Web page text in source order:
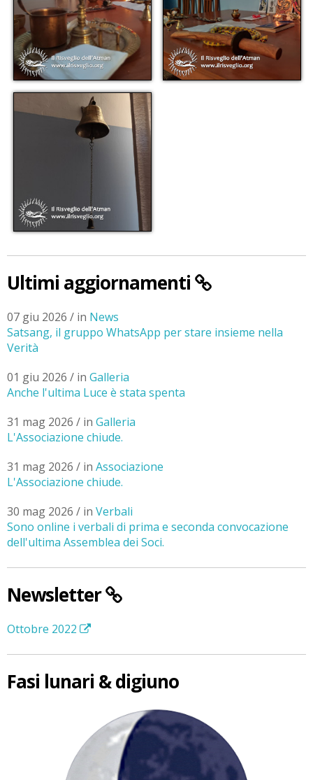
Ultimi aggiornamenti
07 giu 2026 / in News
Satsang, il gruppo WhatsApp per stare insieme nella
Verità
01 giu 2026 / in Galleria
Anche l'ultima Luce è stata spenta
31 mag 2026 / in Galleria
L'Associazione chiude.
31 mag 2026 / in Associazione
L'Associazione chiude.
30 mag 2026 / in Verbali
Sono online i verbali di prima e seconda convocazione
dell'ultima Assemblea dei Soci.
Newsletter
Ottobre 2022
Fasi lunari & digiuno